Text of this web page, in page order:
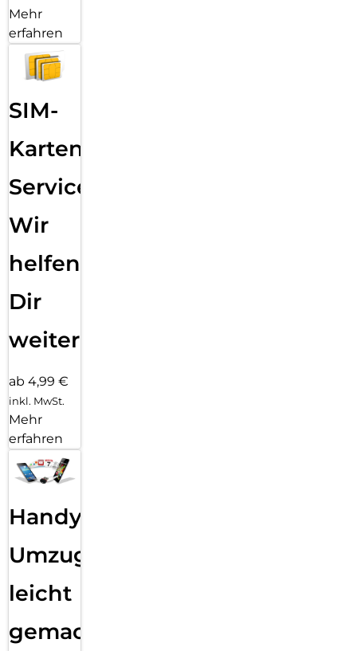
Mehr
erfahren
SIM-
Karten
Service:
Wir
helfen
Dir
weiter
ab 4,99 €
inkl. MwSt.
Mehr
erfahren
Handy
Umzug
leicht
gemacht!